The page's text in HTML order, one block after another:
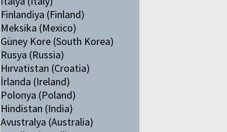
Finlandiya (Finland)
Meksika (Mexico)
Güney Kore (South Korea)
Rusya (Russia)
Hırvatistan (Croatia)
İrlanda (Ireland)
Polonya (Poland)
Hindistan (India)
Avustralya (Australia)